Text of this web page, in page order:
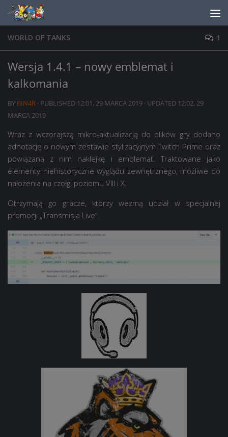
Skip to content
WORLD OF TANKS 1
Wersja 1.4.1 – nowy emblemat i
kalkomania
BY BIN4R · PUBLISHED 12:01, 29 MARCA 2019 · UPDATED 12:02, 29
MARCA 2019
Wraz z wczorajszą mikro-aktualizacją do plików gry dodano
adnotację o nowym zestawie stylizacyjnym Twitch Prime oraz
powiązaną z nim naklejkę i emblemat. Traktowane jako
elementy niehistoryczne wyglądu zewnętrznego, możliwe do
nałożenia na czołgi poziomu VIII i X.
Otrzymają go gracze, którzy wezmą udział w specjalnej
promocji „Transmisja Live”.